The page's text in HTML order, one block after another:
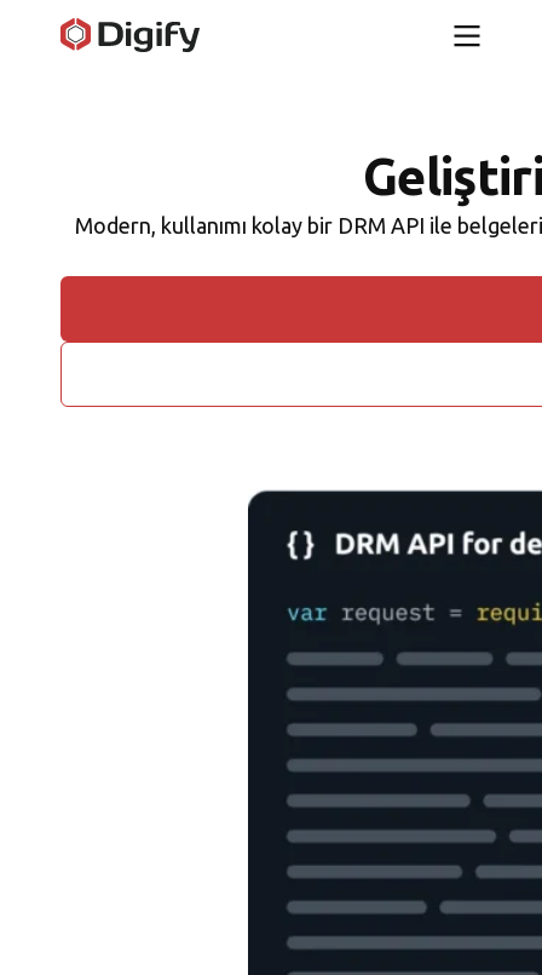
Modern, kullanımı kolay bir DRM API ile